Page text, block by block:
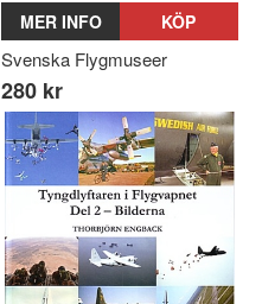
MER INFO KÖP
Svenska Flygmuseer
280 kr